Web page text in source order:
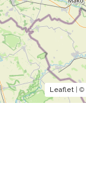
Leaflet| ©